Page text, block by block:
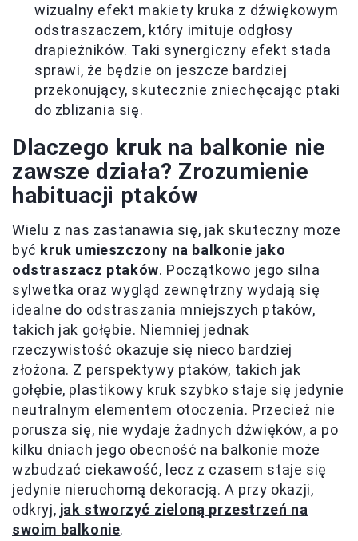
wizualny efekt makiety kruka z dźwiękowym
odstraszaczem, który imituje odgłosy
drapieżników. Taki synergiczny efekt stada
sprawi, że będzie on jeszcze bardziej
przekonujący, skutecznie zniechęcając ptaki
do zbliżania się.
Dlaczego kruk na balkonie nie
zawsze działa? Zrozumienie
habituacji ptaków
Wielu z nas zastanawia się, jak skuteczny może
być kruk umieszczony na balkonie jako
odstraszacz ptaków. Początkowo jego silna
sylwetka oraz wygląd zewnętrzny wydają się
idealne do odstraszania mniejszych ptaków,
takich jak gołębie. Niemniej jednak
rzeczywistość okazuje się nieco bardziej
złożona. Z perspektywy ptaków, takich jak
gołębie, plastikowy kruk szybko staje się jedynie
neutralnym elementem otoczenia. Przecież nie
porusza się, nie wydaje żadnych dźwięków, a po
kilku dniach jego obecność na balkonie może
wzbudzać ciekawość, lecz z czasem staje się
jedynie nieruchomą dekoracją. A przy okazji,
odkryj, jak stworzyć zieloną przestrzeń na
swoim balkonie.